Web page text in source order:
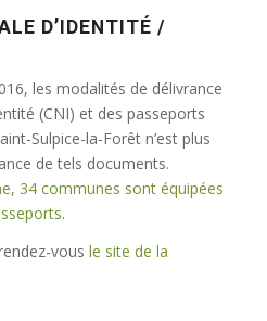
D’IDENTITÉ /
les modalités de délivrance
(CNI) et des passeports
Sulpice-la-Forêt n’est plus
de tels documents.
34 communes sont équipées
.
vous le site de la